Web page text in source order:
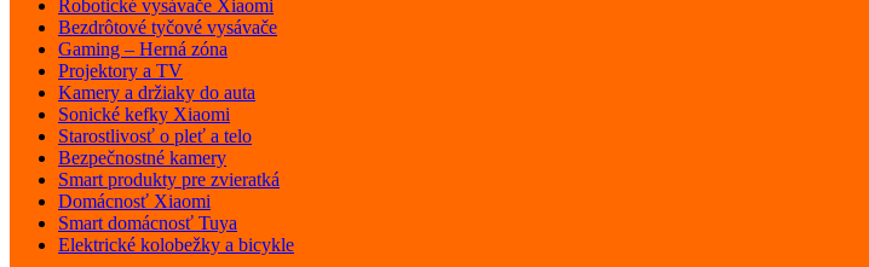
Robotické vysávače Xiaomi
Bezdrôtové tyčové vysávače
Gaming – Herná zóna
Projektory a TV
Kamery a držiaky do auta
Sonické kefky Xiaomi
Starostlivosť o pleť a telo
Bezpečnostné kamery
Smart produkty pre zvieratká
Domácnosť Xiaomi
Smart domácnosť Tuya
Elektrické kolobežky a bicykle